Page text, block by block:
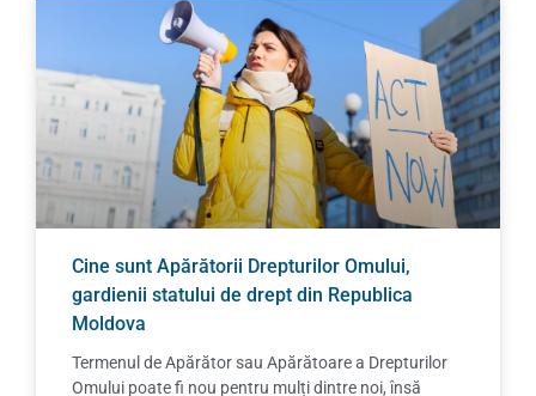
Cine sunt Apărătorii Drepturilor Omului,
gardienii statului de drept din Republica
Moldova
Termenul de Apărător sau Apărătoare a Drepturilor
Omului poate fi nou pentru mulți dintre noi, însă